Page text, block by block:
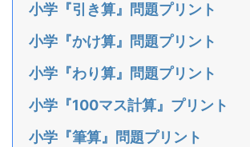
小学『引き算』問題プリント
小学『かけ算』問題プリント
小学『わり算』問題プリント
小学『100マス計算』プリント
小学『筆算』問題プリント